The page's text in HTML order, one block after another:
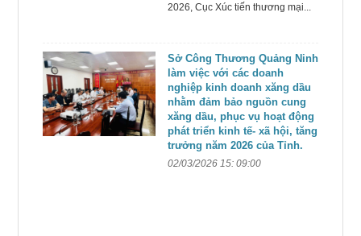
2026, Cục Xúc tiến thương mại...
Sở Công Thương Quảng Ninh
làm việc với các doanh
nghiệp kinh doanh xăng dầu
nhằm đảm bảo nguồn cung
xăng dầu, phục vụ hoạt động
phát triển kinh tế- xã hội, tăng
trưởng năm 2026 của Tỉnh.
02/03/2026 15: 09:00